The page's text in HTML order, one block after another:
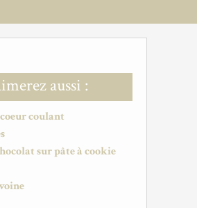
aussi :
coulant
sur pâte à cookie